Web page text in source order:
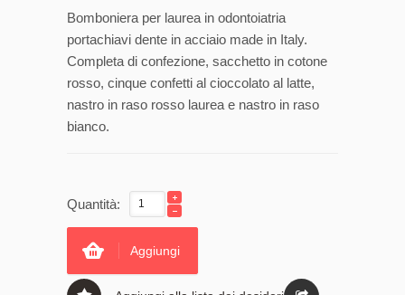
Bomboniera per laurea in odontoiatria
portachiavi dente in acciaio made in Italy.
Completa di confezione, sacchetto in cotone
rosso, cinque confetti al cioccolato al latte,
nastro in raso rosso laurea e nastro in raso
bianco.
Quantità:
Aggiungi